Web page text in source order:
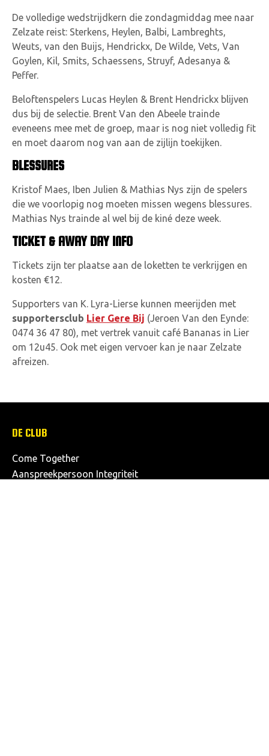
De volledige wedstrijdkern die zondagmiddag mee naar
Zelzate reist: Sterkens, Heylen, Balbi, Lambreghts,
Weuts, van den Buijs, Hendrickx, De Wilde, Vets, Van
Goylen, Kil, Smits, Schaessens, Struyf, Adesanya &
Peffer.
Beloftenspelers Lucas Heylen & Brent Hendrickx blijven
dus bij de selectie. Brent Van den Abeele trainde
eveneens mee met de groep, maar is nog niet volledig fit
en moet daarom nog van aan de zijlijn toekijken.
BLESSURES
Kristof Maes, Iben Julien & Mathias Nys zijn de spelers
die we voorlopig nog moeten missen wegens blessures.
Mathias Nys trainde al wel bij de kiné deze week.
TICKET & AWAY DAY INFO
Tickets zijn ter plaatse aan de loketten te verkrijgen en
kosten €12.
Supporters van K. Lyra-Lierse kunnen meerijden met
supportersclub Lier Gere Bij (Jeroen Van den Eynde:
0474 36 47 80), met vertrek vanuit café Bananas in Lier
om 12u45. Ook met eigen vervoer kan je naar Zelzate
afreizen.
DE CLUB
Come Together
Aanspreekpersoon Integriteit